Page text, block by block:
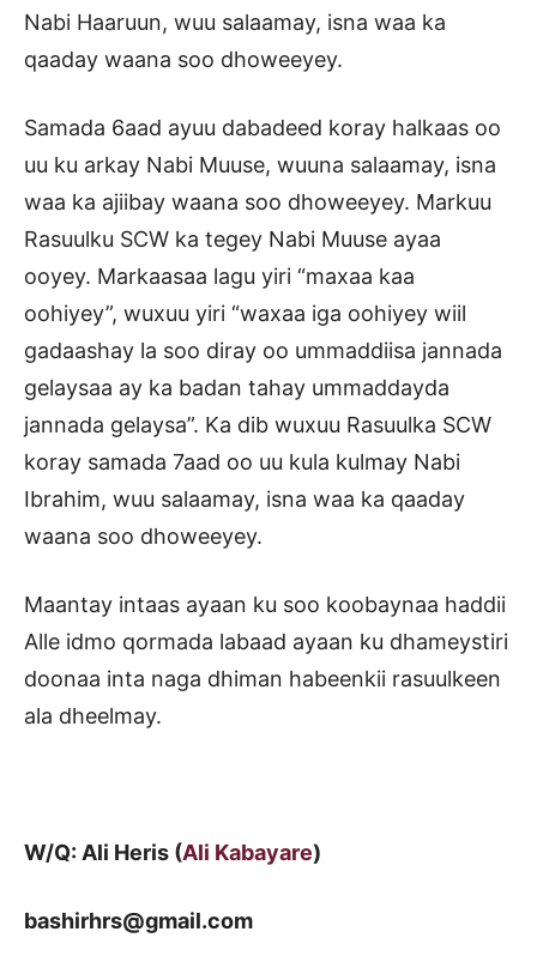
Nabi Haaruun, wuu salaamay, isna waa ka
qaaday waana soo dhoweeyey.
Samada 6aad ayuu dabadeed koray halkaas oo
uu ku arkay Nabi Muuse, wuuna salaamay, isna
waa ka ajiibay waana soo dhoweeyey. Markuu
Rasuulku SCW ka tegey Nabi Muuse ayaa
ooyey. Markaasaa lagu yiri “maxaa kaa
oohiyey”, wuxuu yiri “waxaa iga oohiyey wiil
gadaashay la soo diray oo ummaddiisa jannada
gelaysaa ay ka badan tahay ummaddayda
jannada gelaysa”. Ka dib wuxuu Rasuulka SCW
koray samada 7aad oo uu kula kulmay Nabi
Ibrahim, wuu salaamay, isna waa ka qaaday
waana soo dhoweeyey.
Maantay intaas ayaan ku soo koobaynaa haddii
Alle idmo qormada labaad ayaan ku dhameystiri
doonaa inta naga dhiman habeenkii rasuulkeen
ala dheelmay.
W/Q: Ali Heris (Ali Kabayare)
bashirhrs@gmail.com